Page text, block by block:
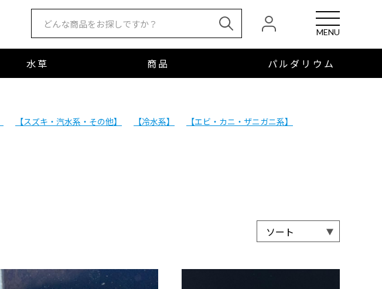
MENU
水草 商品 パルダリウム
【スズキ・汽水系・その他】 【冷水系】
【エビ・カニ・ザニガニ系】